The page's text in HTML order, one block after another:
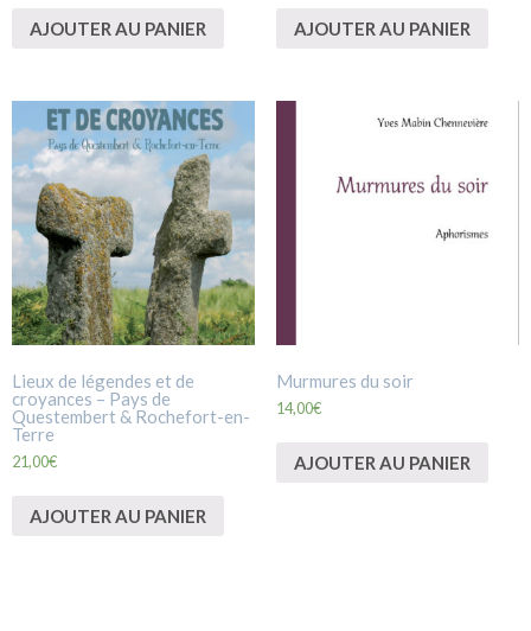
AJOUTER AU PANIER AJOUTER AU PANIER
Lieux de légendes et de
croyances – Pays de
Questembert & Rochefort-en-
Terre
21,00€
AJOUTER AU PANIER
Murmures du soir
14,00€
AJOUTER AU PANIER